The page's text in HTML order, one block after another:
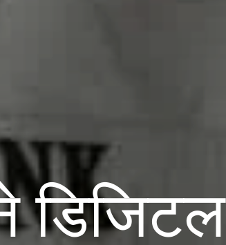
डिजिटल